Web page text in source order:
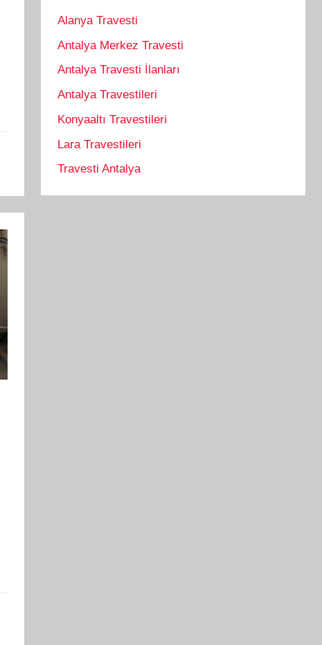
Alanya Travesti
Antalya Merkez Travesti
Antalya Travesti İlanları
Antalya Travestileri
Konyaaltı Travestileri
Lara Travestileri
Travesti Antalya